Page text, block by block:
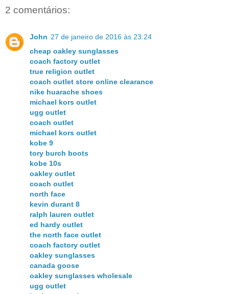
2 comentários:
John 27 de janeiro de 2016 às 23:24
cheap oakley sunglasses
coach factory outlet
true religion outlet
coach outlet store online clearance
nike huarache shoes
michael kors outlet
ugg outlet
coach outlet
michael kors outlet
kobe 9
tory burch boots
kobe 10s
oakley outlet
coach outlet
north face
kevin durant 8
ralph lauren outlet
ed hardy outlet
the north face outlet
coach factory outlet
oakley sunglasses
canada goose
oakley sunglasses wholesale
ugg outlet